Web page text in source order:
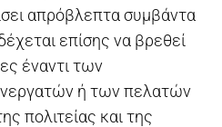
απρόβλεπτα συμβάντα
επίσης να βρεθεί
έναντι των
ή των πελατών
πολιτείας και της